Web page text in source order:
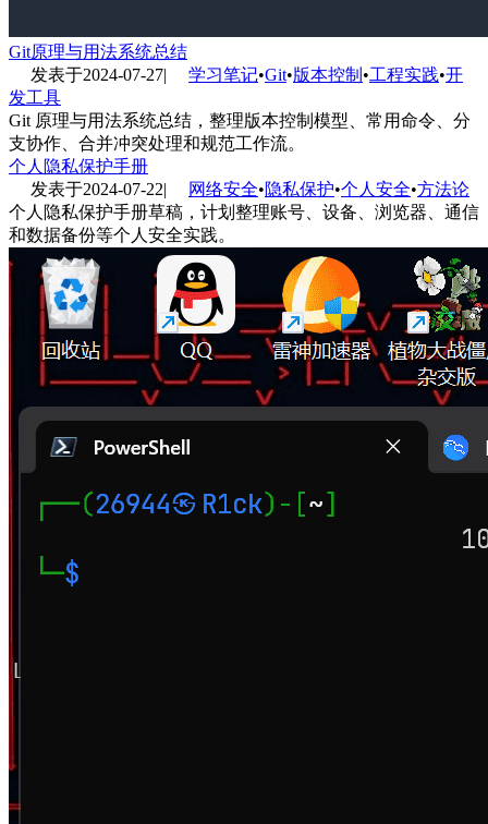
Git原理与用法系统总结
发表于2024-07-27| 学习笔记•Git•版本控制 •工程实践•开
发工具
Git 原理与用法系统总结，整理版本控制模型、常用命令、分
支协作、合并冲突处理和规范工作流。
个人隐私保护手册
发表于2024-07-22| 网络安全•隐私保护•个人安全•方法论
个人隐私保护手册草稿，计划整理账号、设备、浏览器、通信
和数据备份等个人安全实践。